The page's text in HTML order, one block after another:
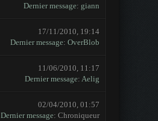
Dernier message: giann
17/11/2010, 19:14
Dernier message: OverBlob
11/06/2010, 11:17
Dernier message: Aelig
02/04/2010, 01:57
Dernier message: Chroniqueur